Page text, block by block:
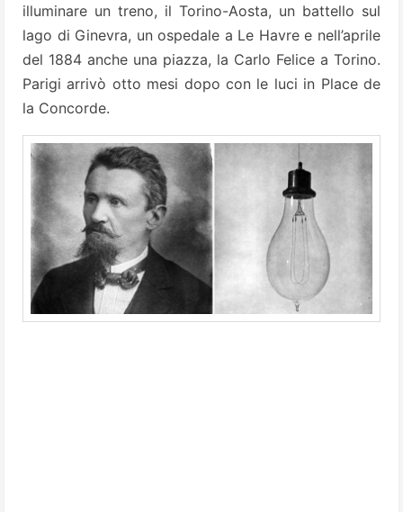
illuminare un treno, il Torino-Aosta, un battello sul
lago di Ginevra, un ospedale a Le Havre e nell’aprile
del 1884 anche una piazza, la Carlo Felice a Torino.
Parigi arrivò otto mesi dopo con le luci in Place de
la Concorde.